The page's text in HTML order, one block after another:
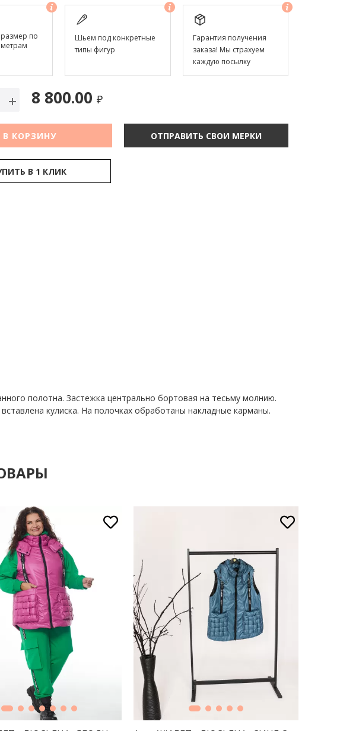
по
Шьем под конкретные
типы фигур
Гарантия получения
заказа! Мы страхуем
каждую посылку
8 800.00 ₽
В КОРЗИНУ ОТПРАВИТЬ СВОИ МЕРКИ
В 1 КЛИК
полотна. Застежка центрально бортовая на тесьму молнию.
кулиска. На полочках обработаны накладные карманы.